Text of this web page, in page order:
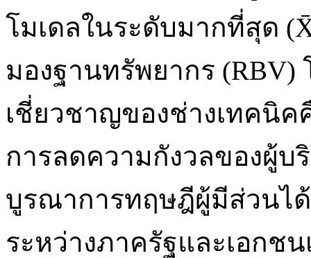
โมเดลในระดับมากที่สุด
มองฐานทรัพยากร (RBV)
เชี่ยวชาญของช่างเทคนิ
การลดความกังวลของผู้
บูรณาการทฤษฎีผู้มีส่วนไ
ระหว่างภาครัฐและเอกช